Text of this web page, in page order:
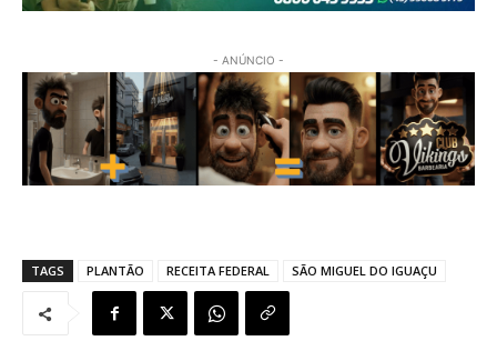
- ANÚNCIO -
TAGS PLANTÃO RECEITA FEDERAL SÃO MIGUEL DO IGUAÇU